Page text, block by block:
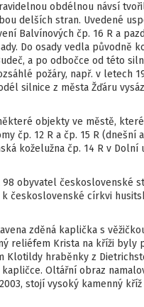
obdélnou návsí
delších stran. Uvedené
Balvínových čp. 16 R a
Do osady vedla původně
a po odbočce od této
požáry, např. v letech
silnice z města Žďáru
objekty ve městě,
čp. 12 R a čp. 15 R (dnešní
koželužna čp. 14 R v Dolní
obyvatel československé
československé církvi
zděná kaplička s
reliéfem Krista na kříži byly
Klotildy hraběnky z
Oltářní obraz
stojí vysoký kamenný